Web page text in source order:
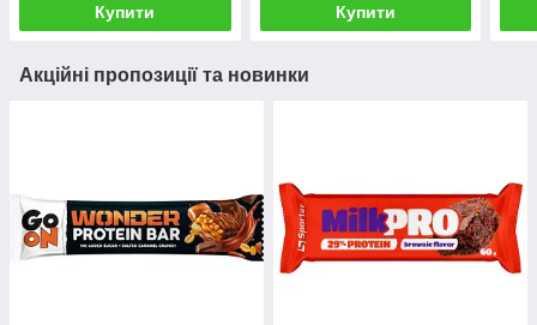
Купити Купити
Акційні пропозиції та новинки